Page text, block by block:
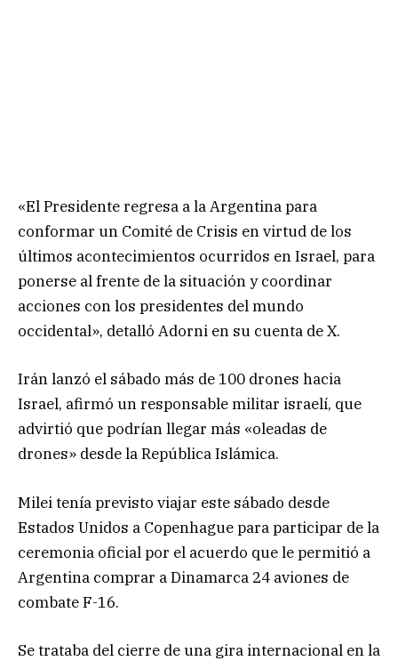
«El Presidente regresa a la Argentina para
conformar un Comité de Crisis en virtud de los
últimos acontecimientos ocurridos en Israel, para
ponerse al frente de la situación y coordinar
acciones con los presidentes del mundo
occidental», detalló Adorni en su cuenta de X.
Irán lanzó el sábado más de 100 drones hacia
Israel, afirmó un responsable militar israelí, que
advirtió que podrían llegar más «oleadas de
drones» desde la República Islámica.
Milei tenía previsto viajar este sábado desde
Estados Unidos a Copenhague para participar de la
ceremonia oficial por el acuerdo que le permitió a
Argentina comprar a Dinamarca 24 aviones de
combate F-16.
Se trataba del cierre de una gira internacional en la